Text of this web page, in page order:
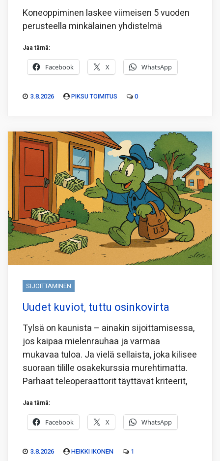
Koneoppiminen laskee viimeisen 5 vuoden
perusteella minkälainen yhdistelmä
Jaa tämä:
Facebook X WhatsApp
3.8.2026 PIKSU TOIMITUS 0
SIJOITTAMINEN
Uudet kuviot, tuttu osinkovirta
Tylsä on kaunista – ainakin sijoittamisessa,
jos kaipaa mielenrauhaa ja varmaa
mukavaa tuloa. Ja vielä sellaista, joka kilisee
suoraan tilille osakekurssia murehtimatta.
Parhaat teleoperaattorit täyttävät kriteerit,
Jaa tämä:
Facebook X WhatsApp
3.8.2026 HEIKKI IKONEN 1